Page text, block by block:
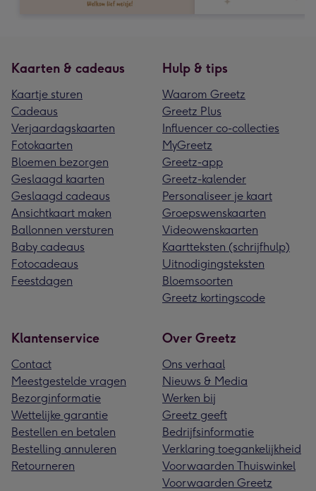
Kaarten & cadeaus
Kaartje sturen
Cadeaus
Verjaardagskaarten
Fotokaarten
Bloemen bezorgen
Geslaagd kaarten
Geslaagd cadeaus
Ansichtkaart maken
Ballonnen versturen
Baby cadeaus
Fotocadeaus
Feestdagen
Hulp & tips
Waarom Greetz
Greetz Plus
Influencer co-collecties
MyGreetz
Greetz-app
Greetz-kalender
Personaliseer je kaart
Groepswenskaarten
Videowenskaarten
Kaartteksten (schrijfhulp)
Uitnodigingsteksten
Bloemsoorten
Greetz kortingscode
Klantenservice
Contact
Meestgestelde vragen
Bezorginformatie
Wettelijke garantie
Bestellen en betalen
Bestelling annuleren
Retourneren
Over Greetz
Ons verhaal
Nieuws & Media
Werken bij
Greetz geeft
Bedrijfsinformatie
Verklaring toegankelijkheid
Voorwaarden Thuiswinkel
Voorwaarden Greetz